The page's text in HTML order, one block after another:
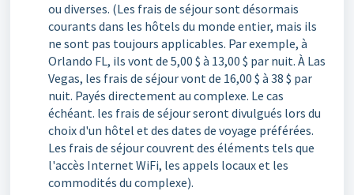
ou diverses. (Les frais de séjour sont désormais
courants dans les hôtels du monde entier, mais ils
ne sont pas toujours applicables. Par exemple, à
Orlando FL, ils vont de 5,00 $ à 13,00 $ par nuit. À Las
Vegas, les frais de séjour vont de 16,00 $ à 38 $ par
nuit. Payés directement au complexe. Le cas
échéant. les frais de séjour seront divulgués lors du
choix d'un hôtel et des dates de voyage préférées.
Les frais de séjour couvrent des éléments tels que
l'accès Internet WiFi, les appels locaux et les
commodités du complexe).